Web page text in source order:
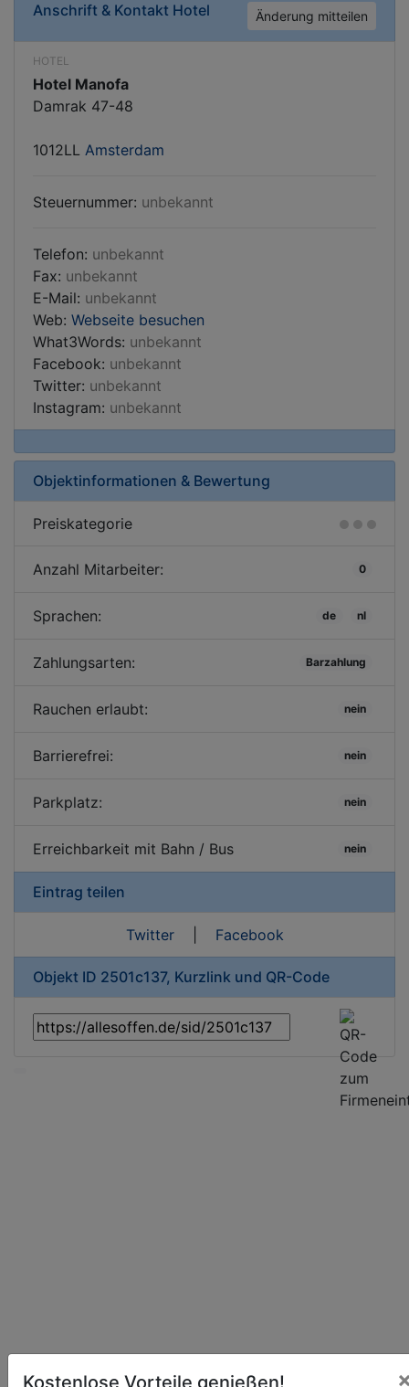
Anschrift & Kontakt Hotel Änderung mitteilen
HOTEL
Hotel Manofa
Damrak 47-48
1012LL Amsterdam
Steuernummer: unbekannt
Telefon: unbekannt
Fax: unbekannt
E-Mail: unbekannt
Web: Webseite besuchen
What3Words: unbekannt
Facebook: unbekannt
Twitter: unbekannt
Instagram: unbekannt
Objektinformationen & Bewertung
Preiskategorie
Anzahl Mitarbeiter: 0
Sprachen: de nl
Zahlungsarten: Barzahlung
Rauchen erlaubt: nein
Barrierefrei: nein
Parkplatz: nein
Erreichbarkeit mit Bahn / Bus nein
Eintrag teilen
Twitter| Facebook
Objekt ID 2501c137, Kurzlink und QR-Code
Kostenlose Vorteile genießen!